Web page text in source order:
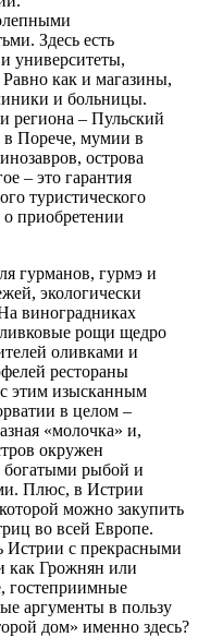
Здесь есть
университеты,
как и магазины,
и больницы.
региона – Пульский
в Порече, мумии в
острова
– это гарантия
туристического
о приобретении
гурманов, гурмэ и
экологически
виноградниках
рощи щедро
оливками и
рестораны
этим изысканным
в целом –
«молочка» и,
окружен
рыбой и
Плюс, в Истрии
можно закупить
во всей Европе.
Истрии с прекрасными
как Грожнян или
гостеприимные
аргументы в пользу
дом» именно здесь?